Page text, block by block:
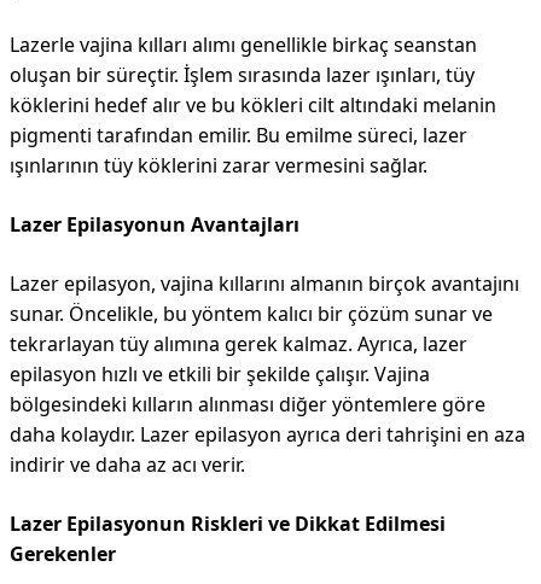
Lazerle vajina kılları alımı genellikle birkaç seanstan
oluşan bir süreçtir. İşlem sırasında lazer ışınları, tüy
köklerini hedef alır ve bu kökleri cilt altındaki melanin
pigmenti tarafından emilir. Bu emilme süreci, lazer
ışınlarının tüy köklerini zarar vermesini sağlar.
Lazer Epilasyonun Avantajları
Lazer epilasyon, vajina kıllarını almanın birçok avantajını
sunar. Öncelikle, bu yöntem kalıcı bir çözüm sunar ve
tekrarlayan tüy alımına gerek kalmaz. Ayrıca, lazer
epilasyon hızlı ve etkili bir şekilde çalışır. Vajina
bölgesindeki kılların alınması diğer yöntemlere göre
daha kolaydır. Lazer epilasyon ayrıca deri tahrişini en aza
indirir ve daha az acı verir.
Lazer Epilasyonun Riskleri ve Dikkat Edilmesi
Gerekenler